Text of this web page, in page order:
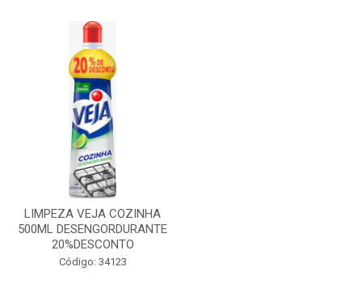
LIMPEZA VEJA COZINHA
500ML DESENGORDURANTE
20%DESCONTO
Código: 34123